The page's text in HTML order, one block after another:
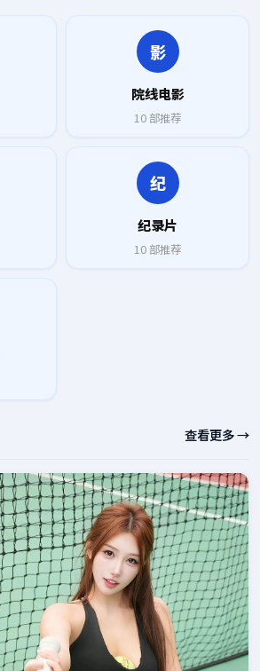
影
院线电影
10部推荐
纪
纪录片
10部推荐
查看更多 →